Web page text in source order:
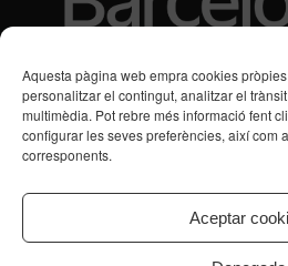
Aquesta pàgina web empra cookies
personalitzar el contingut, analitzar el
multimèdia. Pot rebre més informació fent
configurar les seves preferències, així com
corresponents.
Aceptar
Subvencions des de 2016
Programa de Vacances/Suport Respir
Transtorns de Salut Mental